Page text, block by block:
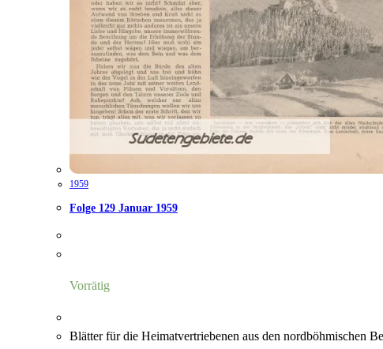
1959
Folge 129 Januar 1959
Vorrätig
Blätter für die Heimatvertriebenen aus den nordböhmischen